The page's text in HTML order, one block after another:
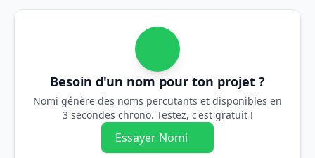
Besoin d'un nom pour ton projet ?
Nomi génère des noms percutants et disponibles en
3 secondes chrono. Testez, c'est gratuit !
Essayer Nomi